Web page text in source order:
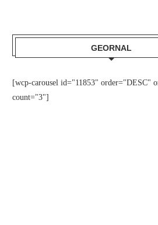
GEORNAL
[wcp-carousel id="11853" order="DESC"
count="3"]